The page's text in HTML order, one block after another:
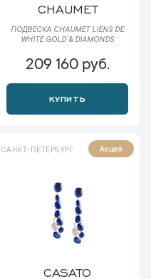
CHAUMET
ПОДВЕСКА CHAUMET LIENS DE
WHITE GOLD & DIAMONDS
209 160 руб.
КУПИТЬ
САНКТ-ПЕТЕРБУРГ Акция
CASATO